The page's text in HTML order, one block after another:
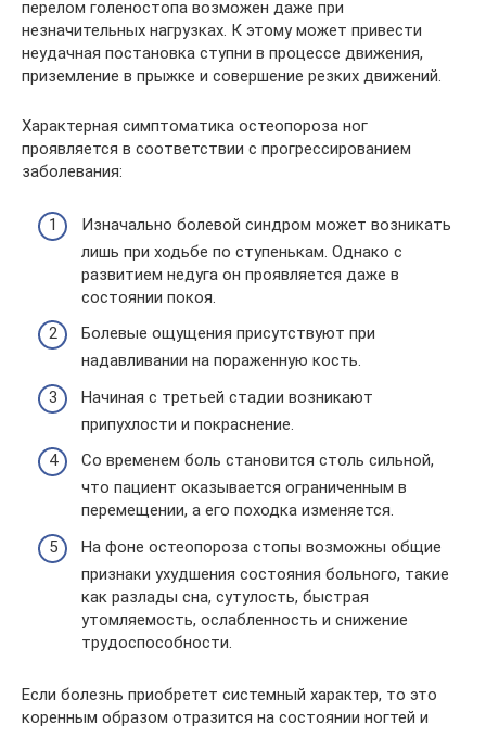
перелом голеностопа возможен даже при
незначительных нагрузках. К этому может привести
неудачная постановка ступни в процессе движения,
приземление в прыжке и совершение резких движений.
Характерная симптоматика остеопороза ног
проявляется в соответствии с прогрессированием
заболевания:
Изначально болевой синдром может возникать
лишь при ходьбе по ступенькам. Однако с
развитием недуга он проявляется даже в
состоянии покоя.
Болевые ощущения присутствуют при
надавливании на пораженную кость.
Начиная с третьей стадии возникают
припухлости и покраснение.
Со временем боль становится столь сильной,
что пациент оказывается ограниченным в
перемещении, а его походка изменяется.
На фоне остеопороза стопы возможны общие
признаки ухудшения состояния больного, такие
как разлады сна, сутулость, быстрая
утомляемость, ослабленность и снижение
трудоспособности.
Если болезнь приобретет системный характер, то это
коренным образом отразится на состоянии ногтей и